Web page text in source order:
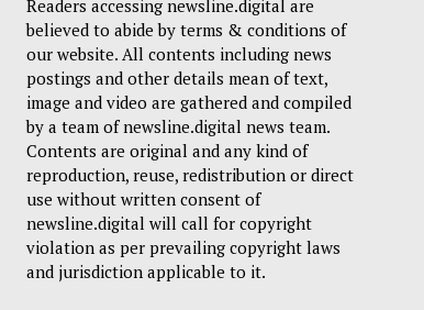
Readers accessing newsline.digital are
believed to abide by terms & conditions of
our website. All contents including news
postings and other details mean of text,
image and video are gathered and compiled
by a team of newsline.digital news team.
Contents are original and any kind of
reproduction, reuse, redistribution or direct
use without written consent of
newsline.digital will call for copyright
violation as per prevailing copyright laws
and jurisdiction applicable to it.